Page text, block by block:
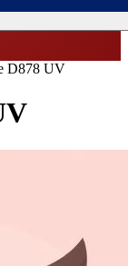
D878 UV